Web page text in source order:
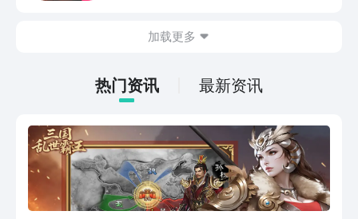
了；“三国谋定天下预约地址”小编给大家
加载更多
热门资讯 最新资讯